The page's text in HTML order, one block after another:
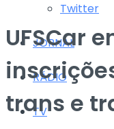
Twitter
JORNAL
RÁDIO
TV
UFSCar
trans e